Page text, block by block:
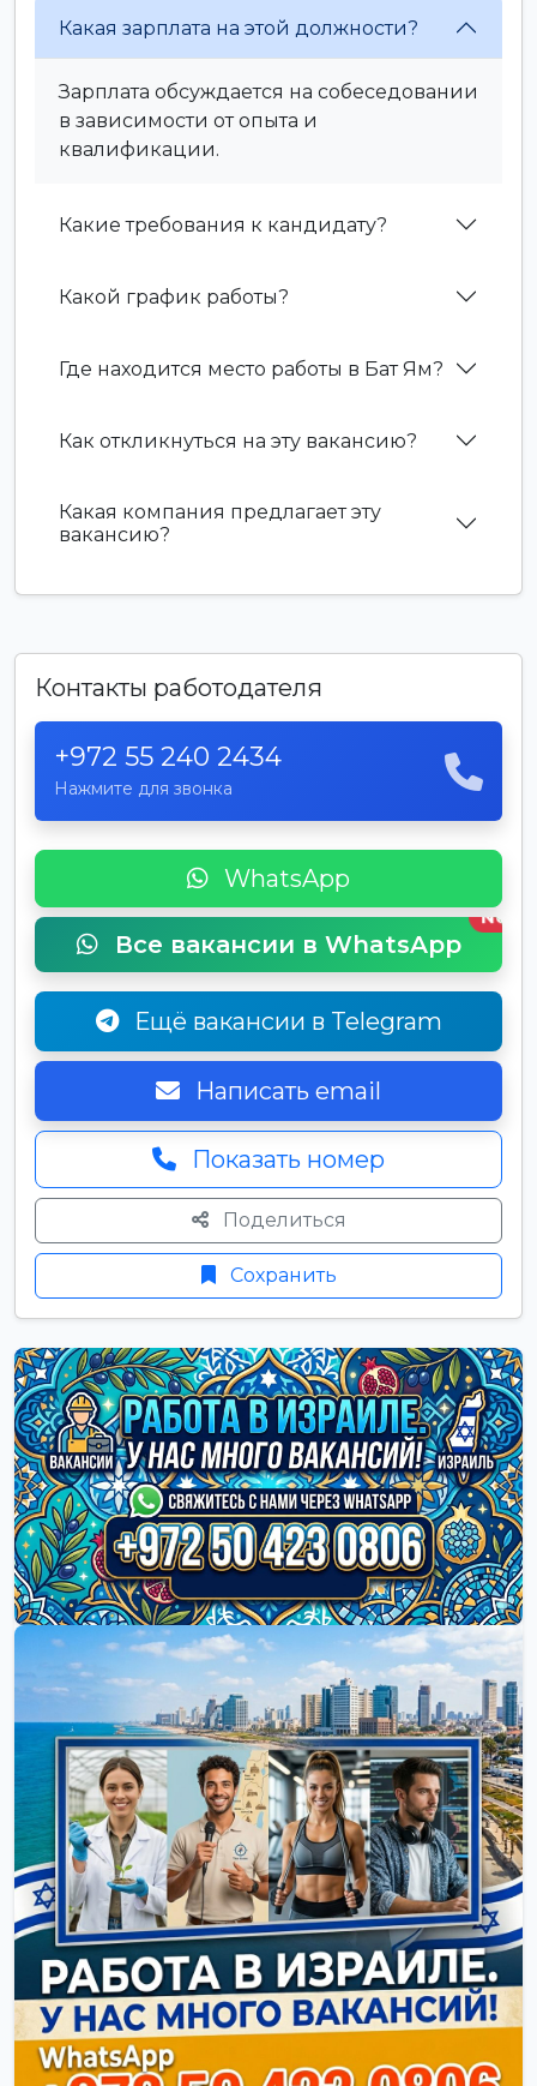
Какая зарплата на этой должности?
Зарплата обсуждается на собеседовании
в зависимости от опыта и
квалификации.
Какие требования к кандидату?
Какой график работы?
Где находится место работы в Бат Ям?
Как откликнуться на эту вакансию?
Какая компания предлагает эту
вакансию?
Контакты работодателя
+972 55 240 2434
Нажмите для звонка
WhatsApp
Все вакансии в WhatsApp
New
Ещё вакансии в Telegram
Написать email
Показать номер
Поделиться
Сохранить